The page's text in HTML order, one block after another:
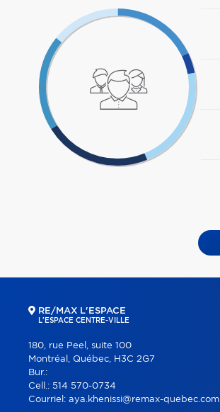
RE/MAX L'ESPACE
L'ESPACE CENTRE-VILLE
180, rue Peel, suite 100
Montréal, Québec, H3C 2G7
Bur.:
Cell.: 514 570-0734
Courriel: aya.khenissi@remax-quebec.com